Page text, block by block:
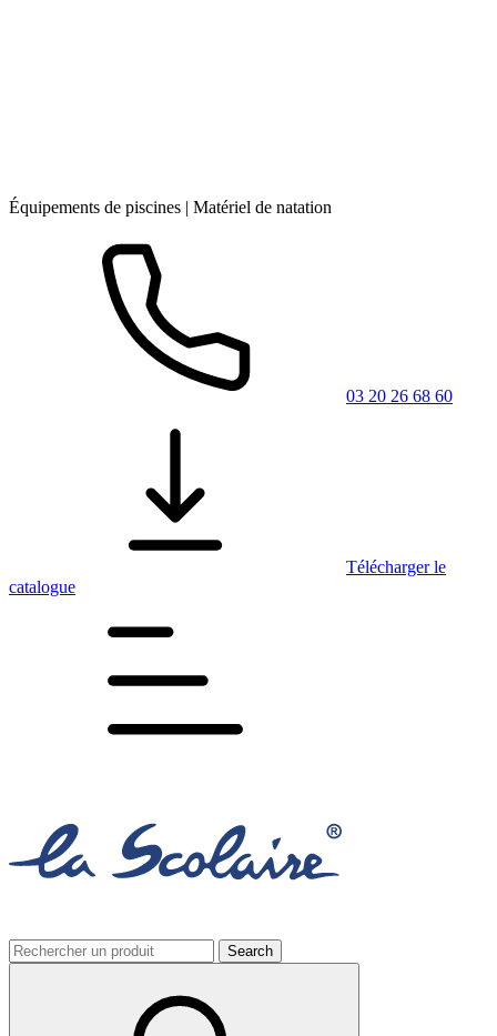
Équipements de piscines | Matériel de natation
03 20 26 68 60
Télécharger le
catalogue